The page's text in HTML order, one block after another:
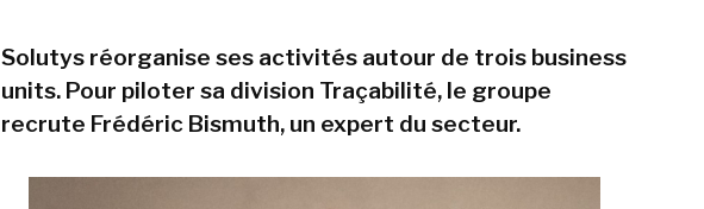
Solutys réorganise ses activités autour de trois business
units. Pour piloter sa division Traçabilité, le groupe
recrute Frédéric Bismuth, un expert du secteur.